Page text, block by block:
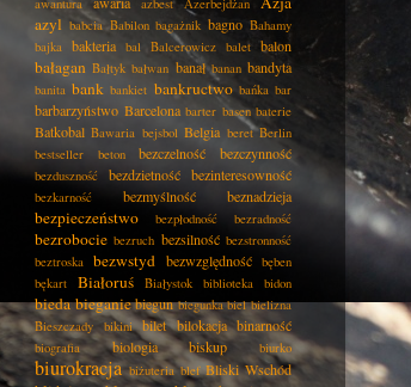
awantura azbest Azerbejdżan
azyl babcia Babilon bagażnik bagno Bahamy
bajka bakteria bal Balcerowicz balet balon
bałagan Bałtyk bałwan banał banan bandyta
banita bank bankiet bankructwo bańka bar
barbarzyństwo Barcelona barter basen baterie
Batkobal Bawaria bejsbol Belgia beret Berlin
bestseller
beton bezczelność bezczynność
bezduszność bezdzietność bezinteresowność
bezkarność bezmyślność beznadzieja
bezpieczeństwo bezpłodność bezradność
bezrobocie bezruch bezsilność bezstronność
beztroska bezwstyd bezwzględność bęben
bękart
Białoruś Białystok biblioteka bidon
bieda bieganie biegun biegunka biel bielizna
Bieszczady
bikini bilet bilokacja binarność
biografia biologia biskup biurko
biurokracja biżuteria blef Bliski Wschód